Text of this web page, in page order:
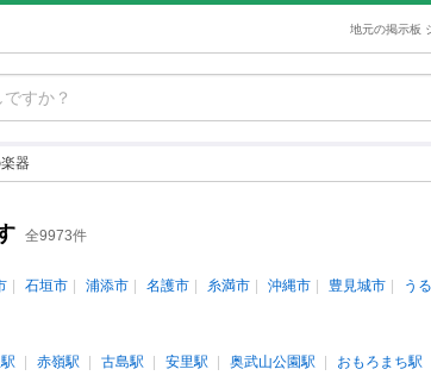
地元の掲示板
器
全9973件
石垣市 浦添市 名護市 糸満市 沖縄市 豊見城市 う
赤嶺駅 古島駅 安里駅 奥武山公園駅 おもろまち駅